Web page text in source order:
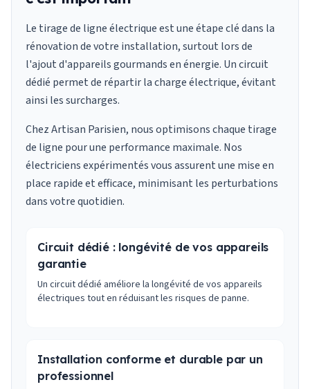
Le tirage de ligne électrique est une étape clé dans la
rénovation de votre installation, surtout lors de
l'ajout d'appareils gourmands en énergie. Un circuit
dédié permet de répartir la charge électrique, évitant
ainsi les surcharges.
Chez Artisan Parisien, nous optimisons chaque tirage
de ligne pour une performance maximale. Nos
électriciens expérimentés vous assurent une mise en
place rapide et efficace, minimisant les perturbations
dans votre quotidien.
Circuit dédié : longévité de vos appareils
garantie
Un circuit dédié améliore la longévité de vos appareils
électriques tout en réduisant les risques de panne.
Installation conforme et durable par un
professionnel